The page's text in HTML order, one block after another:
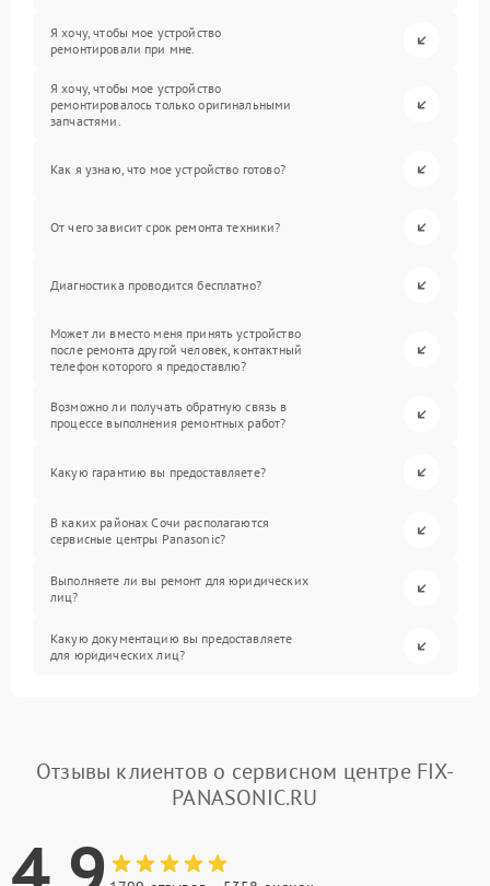
Я хочу, чтобы мое устройство
ремонтировали при мне.
Я хочу, чтобы мое устройство
ремонтировалось только оригинальными
запчастями.
Как я узнаю, что мое устройство готово?
От чего зависит срок ремонта техники?
Диагностика проводится бесплатно?
Может ли вместо меня принять устройство
после ремонта другой человек, контактный
телефон которого я предоставлю?
Возможно ли получать обратную связь в
процессе выполнения ремонтных работ?
Какую гарантию вы предоставляете?
В каких районах Сочи располагаются
сервисные центры Panasonic?
Выполняете ли вы ремонт для юридических
лиц?
Какую документацию вы предоставляете
для юридических лиц?
Отзывы клиентов о сервисном центре FIX-
PANASONIC.RU